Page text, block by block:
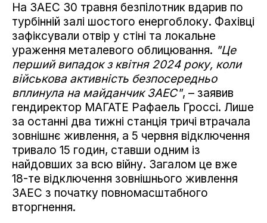
На ЗАЕС 30 травня безпілотник вдарив по
турбінній залі шостого енергоблоку. Фахівці
зафіксували отвір у стіні та локальне
ураження металевого облицювання. "Це
перший випадок з квітня 2024 року, коли
військова активність безпосередньо
вплинула на майданчик ЗАЕС", – заявив
гендиректор МАГАТЕ Рафаель Гроссі. Лише
за останні два тижні станція тричі втрачала
зовнішнє живлення, а 5 червня відключення
тривало 15 годин, ставши одним із
найдовших за всю війну. Загалом це вже
18-те відключення зовнішнього живлення
ЗАЕС з початку повномасштабного
вторгнення.